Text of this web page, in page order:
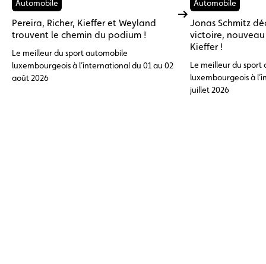
Automobile
Pereira, Richer, Kieffer et Weyland
trouvent le chemin du podium !
Le meilleur du sport automobile
luxembourgeois à l’international du 01 au 02
août 2026
Automobile
Jonas Schmitz
victoire,
Kieffer !
Le meilleur du sport
luxembourgeois à
juillet 2026